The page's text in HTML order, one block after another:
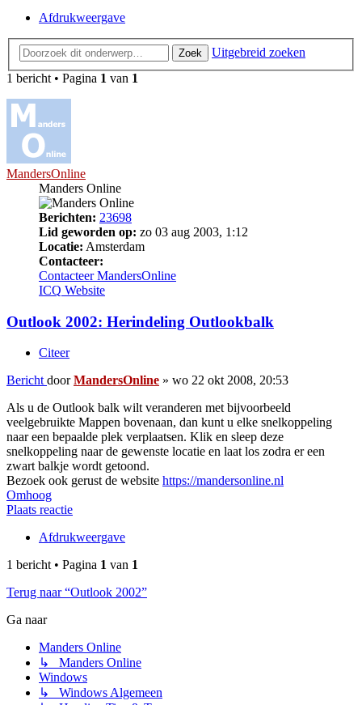
Afdrukweergave
Zoek
Uitgebreid zoeken
1 bericht • Pagina 1 van 1
MandersOnline
Manders Online
Berichten: 23698
Lid geworden op: zo 03 aug 2003, 1:12
Locatie: Amsterdam
Contacteer:
Contacteer MandersOnline
ICQ Website
Outlook 2002: Herindeling Outlookbalk
Citeer
Bericht doorMandersOnline » wo 22 okt 2008, 20:53
Als u de Outlook balk wilt veranderen met bijvoorbeeld
veelgebruikte Mappen bovenaan, dan kunt u elke snelkoppeling
naar een bepaalde plek verplaatsen. Klik en sleep deze
snelkoppeling naar de gewenste locatie en laat los zodra er een
zwart balkje wordt getoond.
Bezoek ook gerust de website https://mandersonline.nl
Omhoog
Plaats reactie
Afdrukweergave
1 bericht • Pagina 1 van 1
Terug naar “Outlook 2002”
Ga naar
Manders Online
↳ Manders Online
Windows
↳ Windows Algemeen